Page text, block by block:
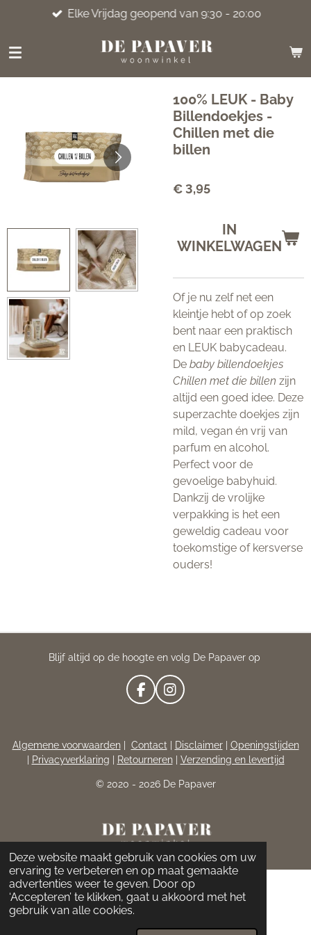
Deze website maakt gebruik van cookies om uw
ervaring te verbeteren en op maat gemaakte
advertenties weer te geven. Door op
‘Accepteren’ te klikken, gaat u akkoord met het
gebruik van alle cookies.
naar
hoofdinhoud
Elke Vrijdag geopend van 9:30 - 20:00
100% LEUK - Baby
Billendoekjes -
Chillen met die
billen
€ 3,95
IN
WINKELWAGEN
Of je nu zelf net een
kleintje hebt of op zoek
bent naar een praktisch
en LEUK babycadeau.
De baby billendoekjes
Chillen met die billen zijn
altijd een goed idee. Deze
superzachte doekjes zijn
mild, vegan én vrij van
parfum en alcohol.
Perfect voor de
gevoelige babyhuid.
Dankzij de vrolijke
verpakking is het een
geweldig cadeau voor
toekomstige of kersverse
ouders!
Blijf altijd op de hoogte en volg De Papaver op
F
A
B
O
K
I
N
A
G
A
Algemene voorwaarden| Contact| Disclaimer| Openingstijden
Privacyverklaring Retourneren| Verzending en levertijd
© 2020 - 2026 De Papaver